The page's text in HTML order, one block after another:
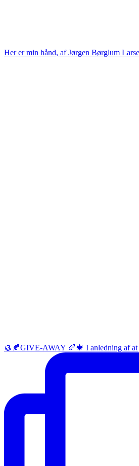
Her er min hånd, af Jørgen Børglum
🥮🍂GIVE-AWAY 🍂🍁 I anledning af at